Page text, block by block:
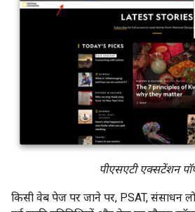
पीएसएटी एक्सटेंशन
किसी वेब पेज पर जाने पर, PSAT, संसाधन